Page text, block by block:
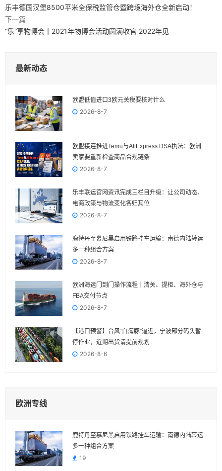
乐丰德国汉堡8500平米全保税监管仓暨跨境海外仓全新启动！
下一篇
“乐”享物博会丨2021年物博会活动圆满收官 2022年见
最新动态
欧盟低值进口3欧元关税要核对什么
2026-8-7
欧盟接连推进Temu与AliExpress DSA执法：欧洲
卖家要重新检查商品合规链条
2026-8-7
乐丰联运官网资讯完成三栏目升级：让公司动态、
电商政策与物流变化各归其位
2026-8-7
鹿特丹至慕尼黑启用铁路挂车运输：南德内陆转运
多一种组合方案
2026-8-7
欧洲海运门到门操作流程｜清关、提柜、海外仓与
FBA交付节点
2026-8-7
【港口预警】台风“白海豚”逼近，宁波部分码头暂
停作业，近期出货请提前规划
2026-8-6
欧洲专线
鹿特丹至慕尼黑启用铁路挂车运输：南德内陆转运
多一种组合方案
19